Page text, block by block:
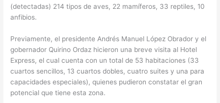
(detectadas) 214 tipos de aves, 22 mamíferos, 33 reptiles, 10
anfibios.
Previamente, el presidente Andrés Manuel López Obrador y el
gobernador Quirino Ordaz hicieron una breve visita al Hotel
Express, el cual cuenta con un total de 53 habitaciones (33
cuartos sencillos, 13 cuartos dobles, cuatro suites y una para
capacidades especiales), quienes pudieron constatar el gran
potencial que tiene esta zona.